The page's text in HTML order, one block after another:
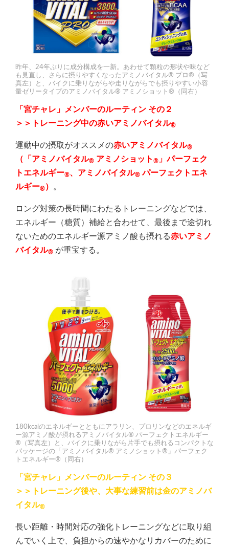
昨年、24年ぶりに成分構成を一新。あわせて顆粒の形状や味など
も見直し、さらに摂りやすくなったアミノバイタル® プロ®（写
真左）と、バイクに乗りながらや走りながらでも摂りやすい小容
量ゼリータイプのアミノバイタル® アミノショット®（同右）
「宮チャレ」メンバーのルーティン その２
＞＞トレーニング中の赤いアミノバイタル®
運動中の摂取がオススメの赤いアミノバイタル®
（ 「アミノバイタル® アミノショット ® 」パーフェク
トエネルギー®、 アミノバイタル® パーフェクトエネ
ルギー®） 。
ロング対策の長時間にわたるトレーニングなどでは、
エネルギー（糖質）補給と合わせて、最後まで途切れ
ないためのエネルギー源アミノ酸も摂れる赤いアミノ
バイタル® が重宝する。
180kcalのエネルギーとともにアラリン、プロリンなどのエネルギ
ー源アミノ酸が摂れるアミノバイタル® パーフェクトエネルギー
®（写真左）と、バイクに乗りながら片手でも摂れるコンパクトな
パッケージの「アミノバイタル® アミノショット®」パーフェク
トエネルギー®（同右）
「宮チャレ」メンバーのルーティン その３
＞＞トレーニング後や、大事な練習前は金のアミノバ
イタル®
長い距離・時間対応の強化トレーニングなどに取り組
んでいく上で、負担からの速やかなリカバーのために